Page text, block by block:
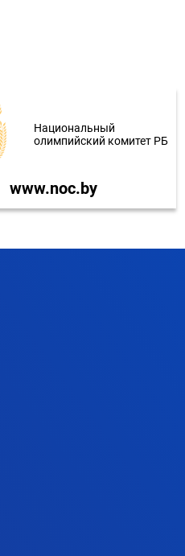
Национальный
олимпийский комитет РБ
www.noc.by